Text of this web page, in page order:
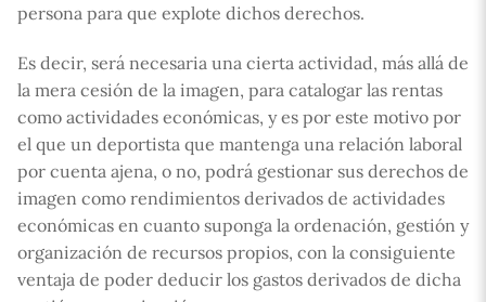
persona para que explote dichos derechos.
Es decir, será necesaria una cierta actividad, más allá de
la mera cesión de la imagen, para catalogar las rentas
como actividades económicas, y es por este motivo por
el que un deportista que mantenga una relación laboral
por cuenta ajena, o no, podrá gestionar sus derechos de
imagen como rendimientos derivados de actividades
económicas en cuanto suponga la ordenación, gestión y
organización de recursos propios, con la consiguiente
ventaja de poder deducir los gastos derivados de dicha